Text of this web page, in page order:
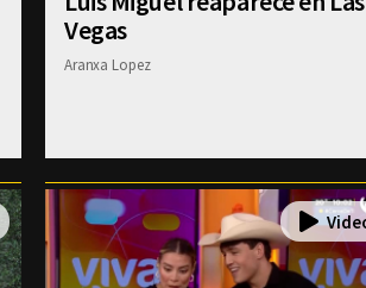
Vegas
Aranxa Lopez